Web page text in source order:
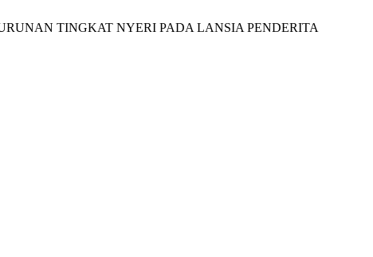
TINGKAT NYERI PADA LANSIA PENDERITA